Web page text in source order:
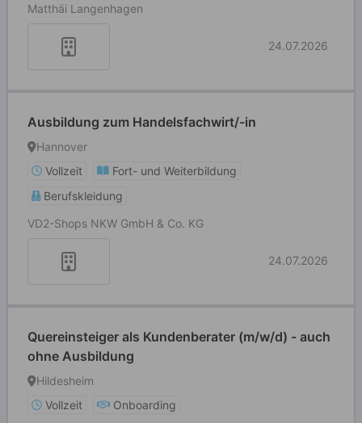
Matthäi Langenhagen
24.07.2026
Ausbildung zum Handelsfachwirt/-in
Hannover
Vollzeit
Fort- und Weiterbildung
Berufskleidung
VD2-Shops NKW GmbH & Co. KG
24.07.2026
Quereinsteiger als Kundenberater (m/w/d) - auch
ohne Ausbildung
Hildesheim
Vollzeit
Onboarding